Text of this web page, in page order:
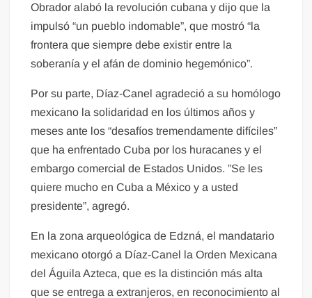
Obrador alabó la revolución cubana y dijo que la
impulsó “un pueblo indomable”, que mostró “la
frontera que siempre debe existir entre la
soberanía y el afán de dominio hegemónico”.
Por su parte, Díaz-Canel agradeció a su homólogo
mexicano la solidaridad en los últimos años y
meses ante los “desafíos tremendamente difíciles”
que ha enfrentado Cuba por los huracanes y el
embargo comercial de Estados Unidos. ”Se les
quiere mucho en Cuba a México y a usted
presidente”, agregó.
En la zona arqueológica de Edzná, el mandatario
mexicano otorgó a Díaz-Canel la Orden Mexicana
del Águila Azteca, que es la distinción más alta
que se entrega a extranjeros, en reconocimiento al